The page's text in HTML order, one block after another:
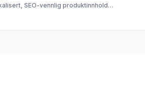
SEO-vennlig produktinnhold